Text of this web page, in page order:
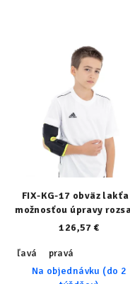
FIX-KG-17 obväz
možnosťou úpravy
pohybu
126,57 €
ľavá
pravá
Na objednávku (do 2